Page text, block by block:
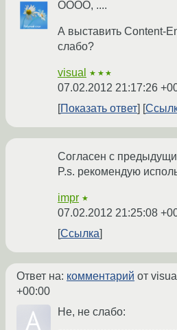
ОООО, ....
А выставить Content-
слабо?
visual ★★★
07.02.2012 21:17:26
Показать ответ
Согласен с
P.s. рекомендую
impr ★
07.02.2012 21:25:08
Ссылка
Ответ на: комментарий от visual
+00:00
Не, не слабо: